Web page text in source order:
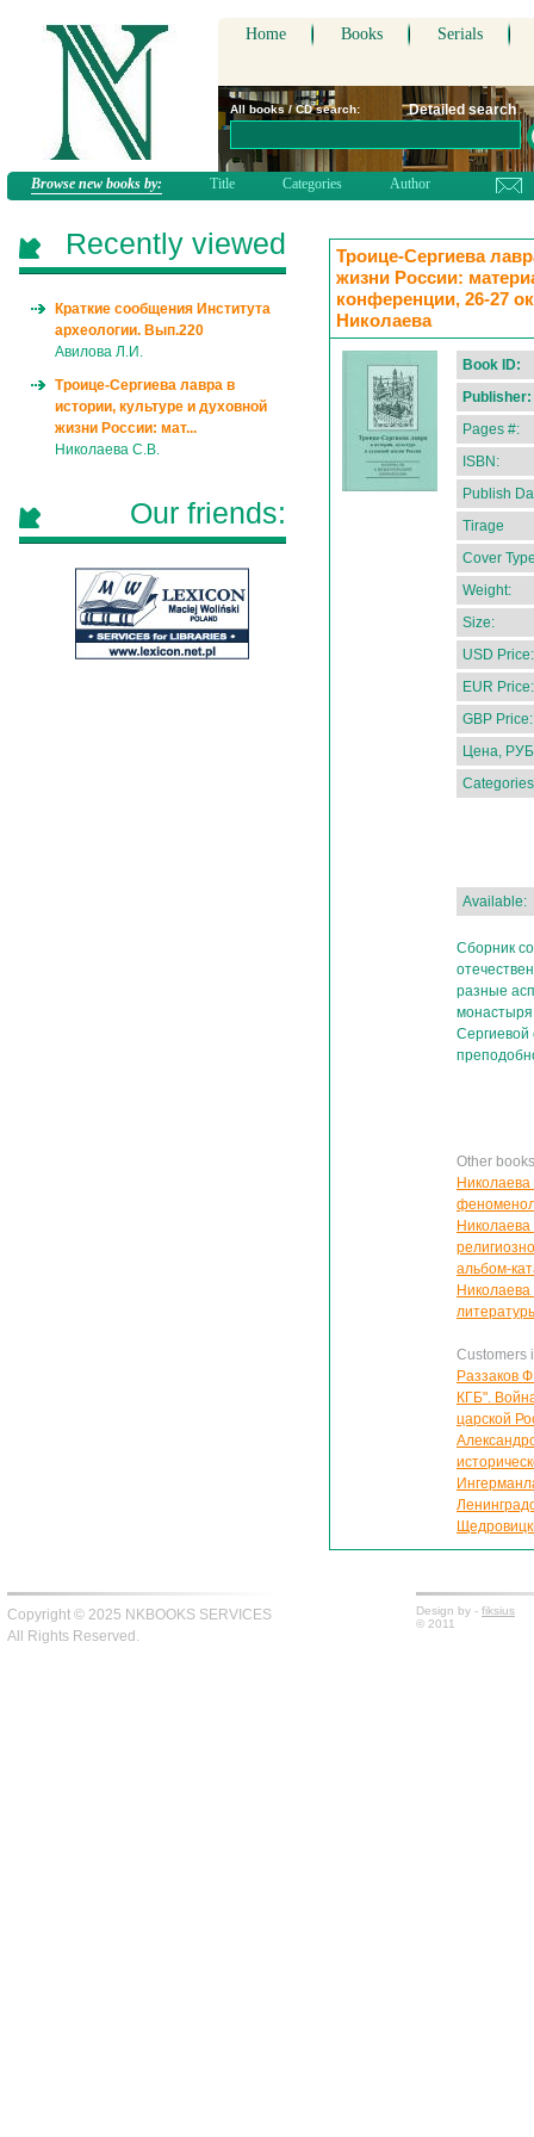
Home Books Serials
All books / CD search: Detailed search
Browse new books by: Title Categories Author
Троице-Сергиева
жизни России:
конференции, 26-27
Николаева
Book ID:
Publisher:
Pages #:
ISBN:
Publish
Tirage
Cover
Weight:
Size:
USD Price:
EUR Price:
GBP Price:
Цена,
Available:
Сборник
разные
Сергиевой
Other
альбом-
Customers
Раззаков
КГБ".
царской
Recently viewed
Краткие сообщения Института
археологии. Вып.220
Авилова Л.И.
Троице-Сергиева лавра в
истории, культуре и духовной
жизни России: мат...
Николаева С.В.
Our friends:
Copyright © 2025 NKBOOKS SERVICES
All Rights Reserved.
Design by - fiksius
© 2011